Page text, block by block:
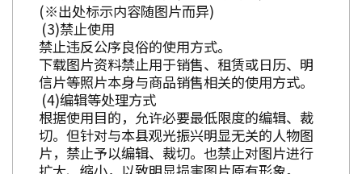
(※出处标示内容随图片而异)
禁止使用
禁止违反公序良俗的使用方式。
下载图片资料禁止用于销售、租赁或日历、明
信片等照片本身与商品销售相关的使用方式。
编辑等处理方式
根据使用目的，允许必要最低限度的编辑、裁
切。但针对与本县观光振兴明显无关的人物图
片，禁止予以编辑、裁切。也禁止对图片进行